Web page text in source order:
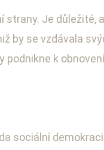
strany. Je důležité,
by se vzdávala
k
sociální